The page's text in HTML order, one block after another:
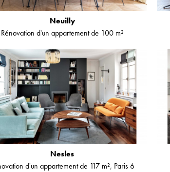
Neuilly
Rénovation d'un appartement de 100 m²
Nesles
d'un appartement de 117 m², Paris 6